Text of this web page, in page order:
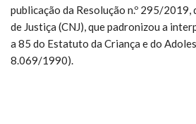
publicação da Resolução n.º 295/2019,
de Justiça (CNJ), que padronizou a
a 85 do Estatuto da Criança e do
8.069/1990).